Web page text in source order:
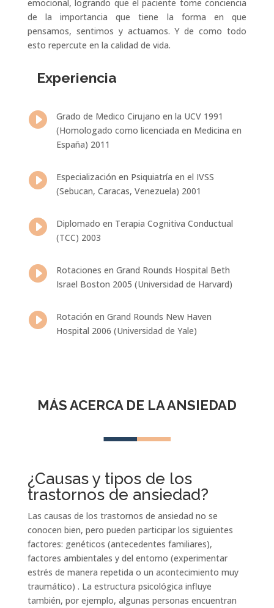
emocional, logrando que el paciente tome conciencia
de la importancia que tiene la forma en que
pensamos, sentimos y actuamos. Y de como todo
esto repercute en la calidad de vida.
Experiencia

Grado de Medico Cirujano en la UCV 1991
(Homologado como licenciada en Medicina en
España) 2011

Especialización en Psiquiatría en el IVSS
(Sebucan, Caracas, Venezuela) 2001

Diplomado en Terapia Cognitiva Conductual
(TCC) 2003

Rotaciones en Grand Rounds Hospital Beth
Israel Boston 2005 (Universidad de Harvard)

Rotación en Grand Rounds New Haven
Hospital 2006 (Universidad de Yale)
MÁS ACERCA DE LA ANSIEDAD
¿Causas y tipos de los
trastornos de ansiedad?
Las causas de los trastornos de ansiedad no se
conocen bien, pero pueden participar los siguientes
factores: genéticos (antecedentes familiares),
factores ambientales y del entorno (experimentar
estrés de manera repetida o un acontecimiento muy
traumático) . La estructura psicológica influye
también, por ejemplo, algunas personas encuentran